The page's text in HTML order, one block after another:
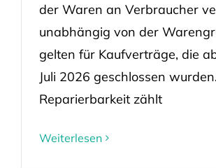
der Waren an Verbraucher
unabhängig von der
gelten für Kaufverträge, die
Juli 2026 geschlossen wurden.
Reparierbarkeit zählt
Weiterlesen